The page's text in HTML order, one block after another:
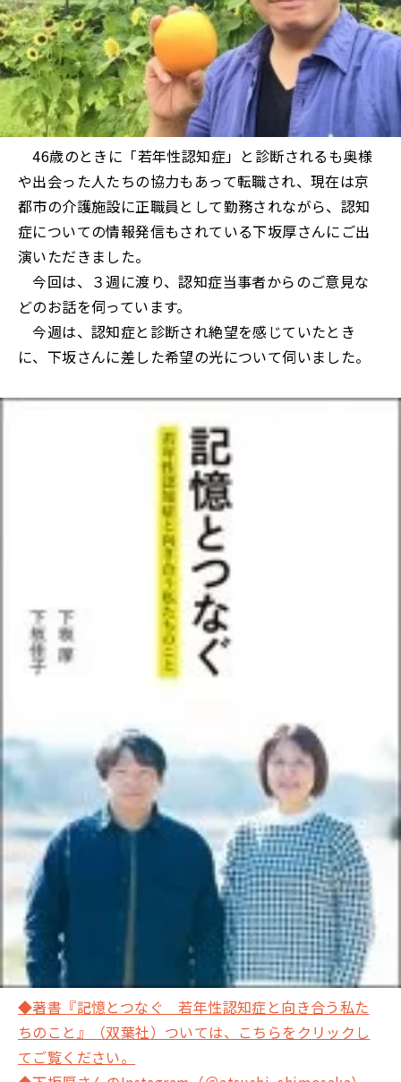
46歳のときに「若年性認知症」と診断されるも奥様
や出会った人たちの協力もあって転職され、現在は京
都市の介護施設に正職員として勤務されながら、認知
症についての情報発信もされている下坂厚さんにご出
演いただきました。
今回は、３週に渡り、認知症当事者からのご意見な
どのお話を伺っています。
今週は、認知症と診断され絶望を感じていたとき
に、下坂さんに差した希望の光について伺いました。
◆著書『記憶とつなぐ 若年性認知症と向き合う私た
ちのこと』（双葉社）ついては、こちらをクリックし
てご覧ください。